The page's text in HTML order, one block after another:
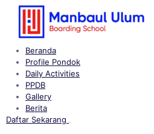
Langsung
Beranda
Profile Pondok
Daily Activities
PPDB
Gallery
Berita
Daftar Sekarang